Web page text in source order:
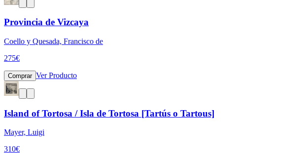
Provincia de Vizcaya
Coello y Quesada, Francisco de
275€
Comprar Ver Producto
Island of Tortosa / Isla de Tortosa [Tartús o Tartous]
Mayer, Luigi
310€